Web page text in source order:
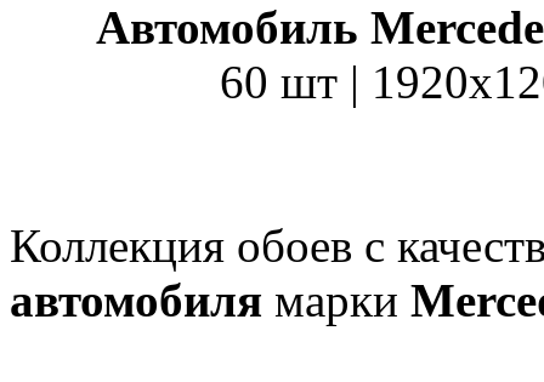
Автомобиль
60 шт |
Коллекция обоев с
автомобиля марки